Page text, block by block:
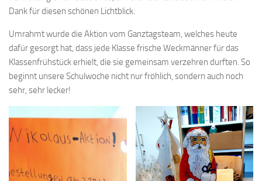
Dank für diesen schönen Lichtblick.
Umrahmt wurde die Aktion vom Ganztagsteam, welches heute
dafür gesorgt hat, dass jede Klasse frische Weckmänner für das
Klassenfrühstück erhielt, die sie gemeinsam verzehren durften. So
beginnt unsere Schulwoche nicht nur fröhlich, sondern auch noch
sehr, sehr lecker!